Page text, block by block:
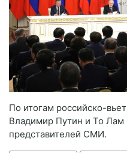
По итогам российско-
Владимир Путин и То Лам
представителей СМИ.